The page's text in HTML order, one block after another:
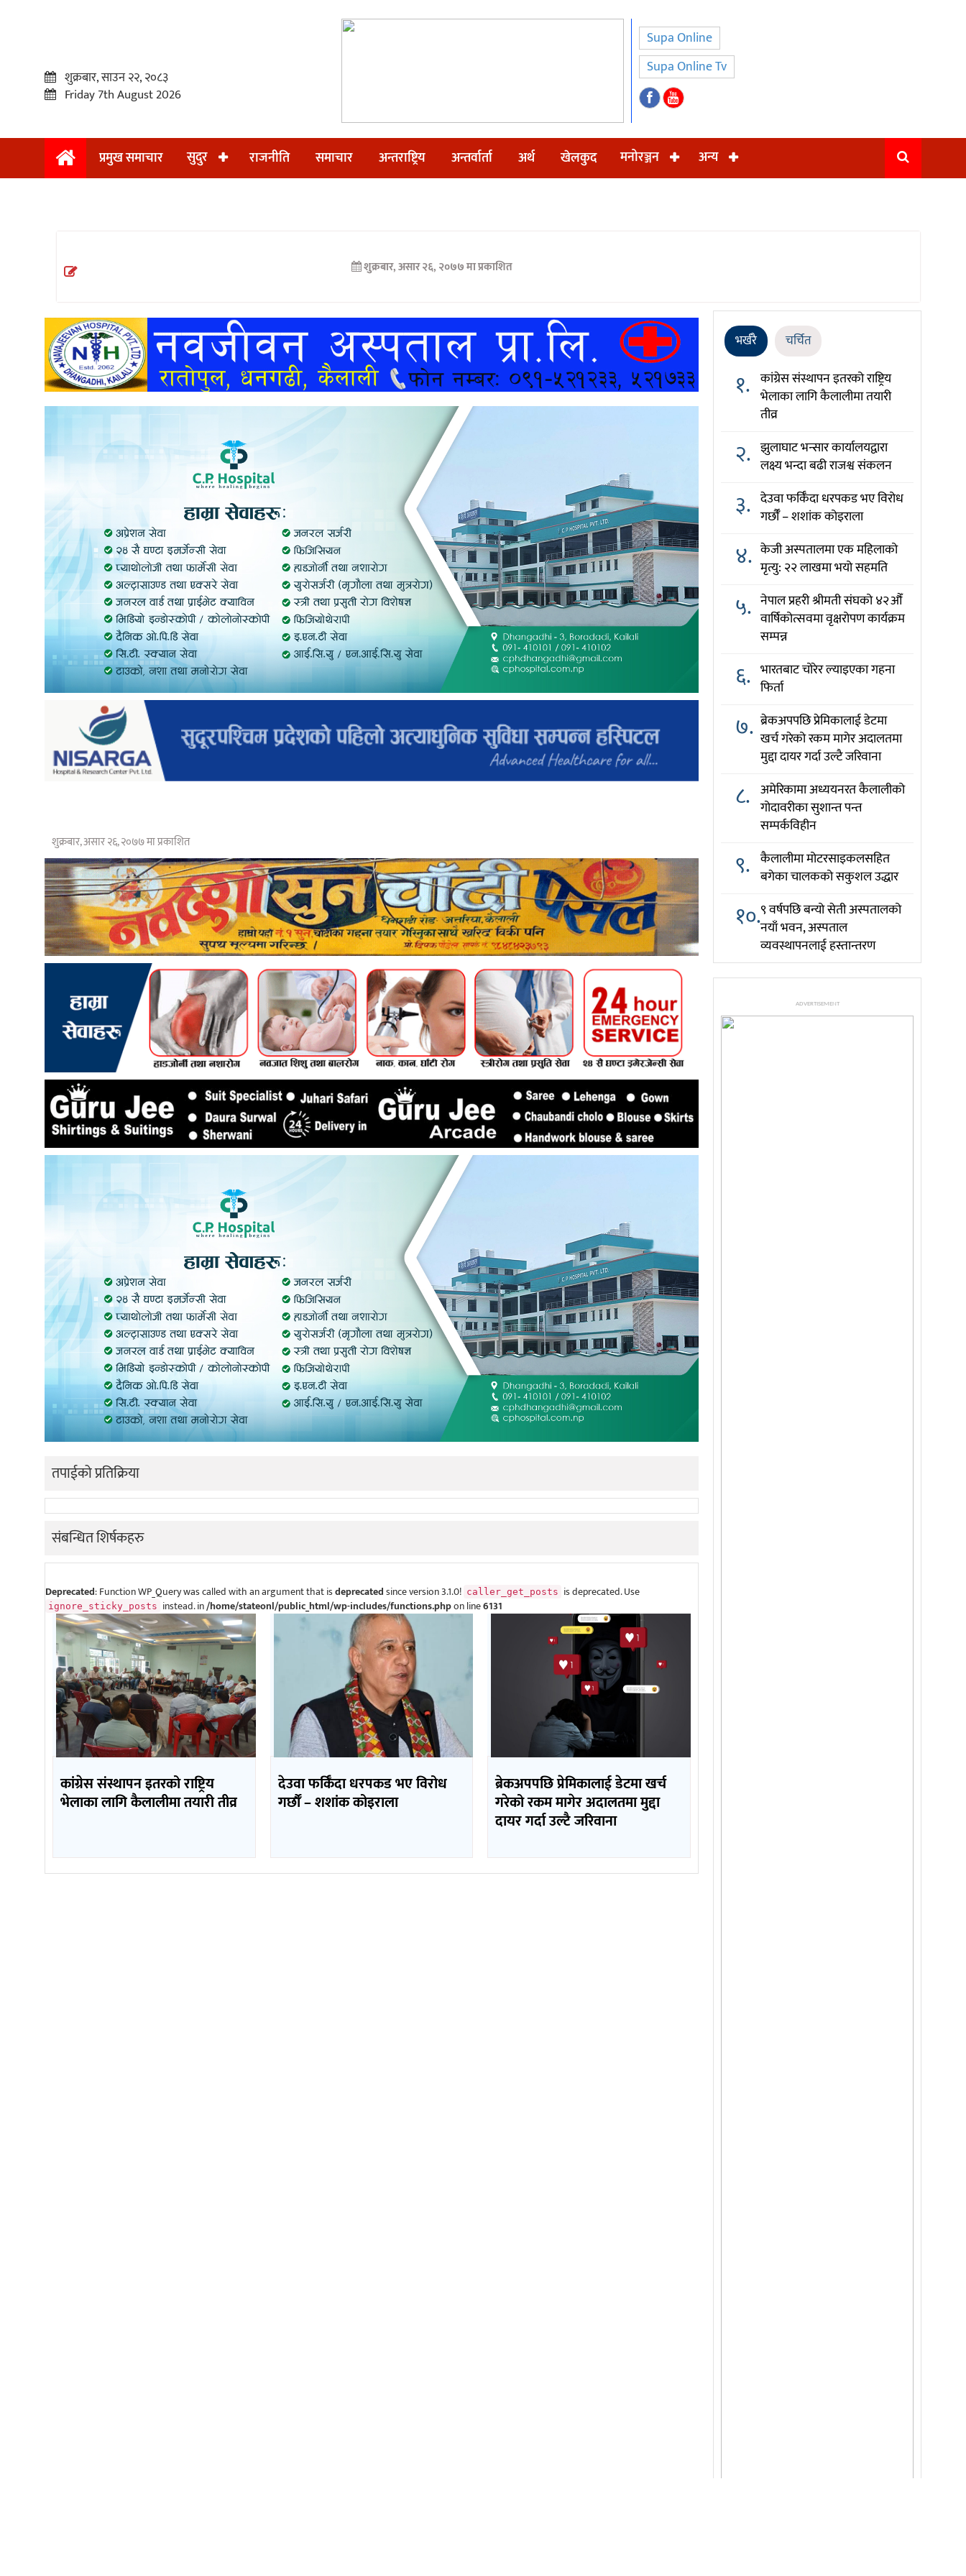
प्रमुख
अन्तराष्ट्रिय
अन्तर्वार्ता
खेलकुद
शुक्रबार, साउन २२, २०८३
Friday 7th August 2026
Supa Online
Supa Online Tv
प्रमुख समाचार सुदुर राजनीति समाचार अन्तराष्ट्रिय अन्तर्वार्ता अर्थ खेलकुद मनोरञ्जन अन्य
शुक्रबार, असार २६, २०७७ मा प्रकाशित
शुक्रबार, असार २६, २०७७ मा प्रकाशित
तपाईको प्रतिक्रिया
संबन्धित शिर्षकहरु
Deprecated: Function WP_Query was called with an argument that isdeprecatedsince version 3.1.0! caller_get_posts is deprecated. Use
ignore_sticky_posts instead. in/home/stateonl/public_html/wp-includes/functions.phpon line6131
कांग्रेस संस्थापन इतरको राष्ट्रिय
भेलाका लागि कैलालीमा तयारी तीव्र
देउवा फर्किँदा धरपकड भए विरोध
गर्छौँं – शशांक कोइराला
ब्रेकअपपछि प्रेमिकालाई डेटमा खर्च
गरेको रकम मागेर अदालतमा मुद्दा
दायर गर्दा उल्टै जरिवाना
भर्खरै चर्चित
१. कांग्रेस संस्थापन इतरको राष्ट्रिय
भेलाका लागि कैलालीमा तयारी
तीव्र
२. झुलाघाट भन्सार कार्यालयद्वारा
लक्ष्य भन्दा बढी राजश्व संकलन
३. देउवा फर्किँदा धरपकड भए विरोध
गर्छौँं – शशांक कोइराला
४. केजी अस्पतालमा एक महिलाको
मृत्यु: २२ लाखमा भयो सहमति
५. नेपाल प्रहरी श्रीमती संघको ४२औँ
वार्षिकोत्सवमा वृक्षरोपण कार्यक्रम
सम्पन्न
६. भारतबाट चोरेर ल्याइएका गहना
फिर्ता
७. ब्रेकअपपछि प्रेमिकालाई डेटमा
खर्च गरेको रकम मागेर अदालतमा
मुद्दा दायर गर्दा उल्टै जरिवाना
८. अमेरिकामा अध्ययनरत कैलालीको
गोदावरीका सुशान्त पन्त
सम्पर्कविहीन
९. कैलालीमा मोटरसाइकलसहित
बगेका चालकको सकुशल उद्धार
१०.९ वर्षपछि बन्यो सेती अस्पतालको
नयाँ भवन, अस्पताल
व्यवस्थापनलाई हस्तान्तरण
ADVERTISEMENT